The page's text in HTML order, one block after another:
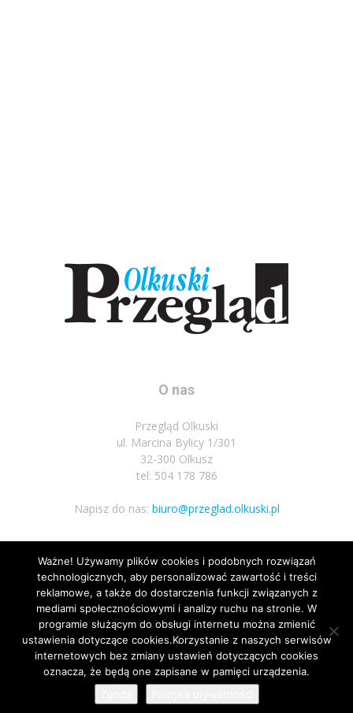
O nas
Przegląd Olkuski
ul. Marcina Bylicy 1/301
32-300 Olkusz
tel: 504 178 786
Napisz do nas: biuro@przeglad.olkuski.pl
Podążaj za nami
Nota prawna Polityka prywatnosci Kariera Regulamin
© Wszelkie prawa zastrzeżone 2020
Ważne! Używamy plików cookies i podobnych rozwiązań
technologicznych, aby personalizować zawartość i treści
reklamowe, a także do dostarczenia funkcji związanych z
mediami społecznościowymi i analizy ruchu na stronie. W
programie służącym do obsługi internetu można zmienić
ustawienia dotyczące cookies.Korzystanie z naszych serwisów
internetowych bez zmiany ustawień dotyczących cookies
oznacza, że będą one zapisane w pamięci urządzenia.